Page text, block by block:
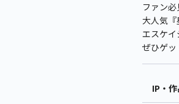
ファン必
大人気『
エスケイ
ぜひゲッ
IP・